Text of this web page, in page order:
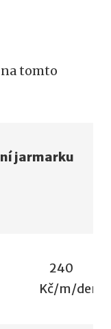
tomto
jarmarku
240
Kč/m/den